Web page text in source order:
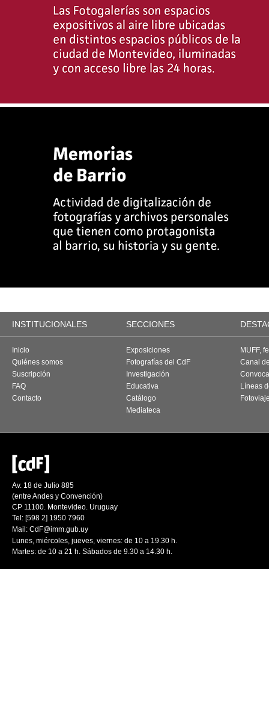
INSTITUCIONALES SECCIONES
Inicio
Quiénes somos
Suscripción
FAQ
Contacto
Exposiciones
Fotografías del CdF
Investigación
Educativa
Catálogo
Mediateca
MUFF,
Canal
Líneas
Av. 18 de Julio 885
(entre Andes y Convención)
CP 11100. Montevideo. Uruguay
Tel: [598 2] 1950 7960
Mail: CdF@imm.gub.uy
Lunes, miércoles, jueves, viernes: de 10 a 19.30 h.
Martes: de 10 a 21 h. Sábados de 9.30 a 14.30 h.